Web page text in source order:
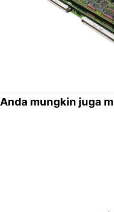
Anda mungkin juga